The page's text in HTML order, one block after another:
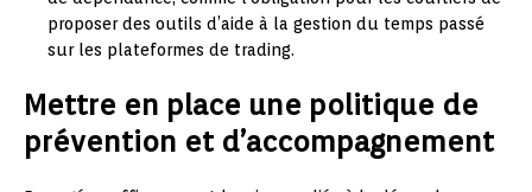
proposer des outils d’aide à la gestion du temps passé
sur les plateformes de trading.
Mettre en place une politique de
prévention et d’accompagnement